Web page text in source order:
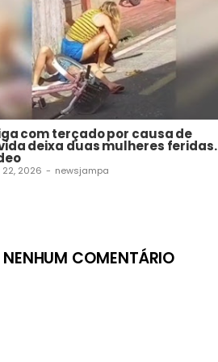
com terçado por causa de
deixa duas mulheres feridas.
22, 2026 - newsjampa
COMENTÁRIO